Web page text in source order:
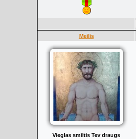
Meilis
Vieglas smiltis Tev draugs